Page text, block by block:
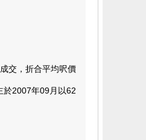
交，折合平均呎價
2007年09月以62